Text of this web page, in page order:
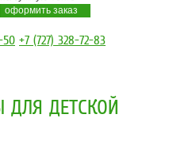
оформить заказ
50 +7 (727) 328-72-83
ДЛЯ ДЕТСКОЙ